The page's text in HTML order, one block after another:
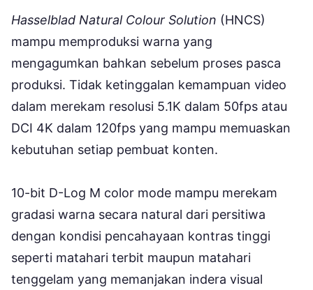
Hasselblad Natural Colour Solution (HNCS)
mampu memproduksi warna yang
mengagumkan bahkan sebelum proses pasca
produksi. Tidak ketinggalan kemampuan video
dalam merekam resolusi 5.1K dalam 50fps atau
DCI 4K dalam 120fps yang mampu memuaskan
kebutuhan setiap pembuat konten.
10-bit D-Log M color mode mampu merekam
gradasi warna secara natural dari persitiwa
dengan kondisi pencahayaan kontras tinggi
seperti matahari terbit maupun matahari
tenggelam yang memanjakan indera visual